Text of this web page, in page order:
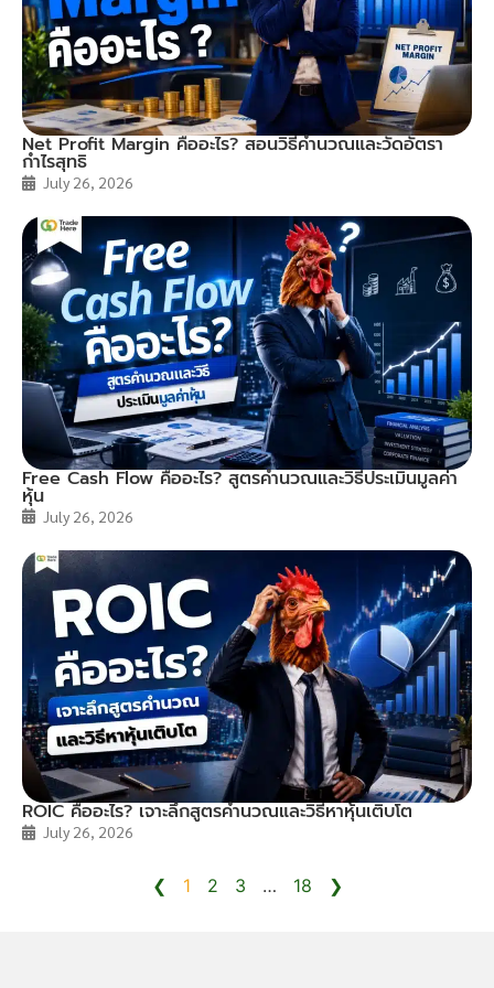
Net Profit Margin คืออะไร? สอนวิธีคำนวณและวัดอัตรา
กำไรสุทธิ
July 26, 2026
Free Cash Flow คืออะไร? สูตรคำนวณและวิธีประเมินมูลค่า
หุ้น
July 26, 2026
ROIC คืออะไร? เจาะลึกสูตรคำนวณและวิธีหาหุ้นเติบโต
July 26, 2026
❮ 1 2 3 … 18 ❯